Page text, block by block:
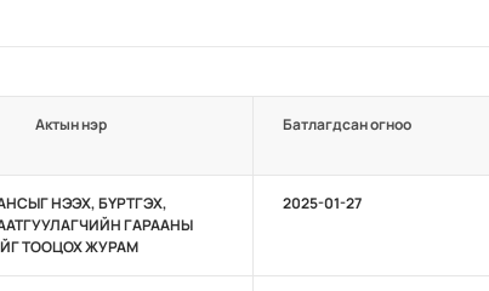
Актын нэр Батлагдсан огноо
НЭЭХ, БҮРТГЭХ,
ГАРААНЫ
ТООЦОХ ЖУРАМ
2025-01-27